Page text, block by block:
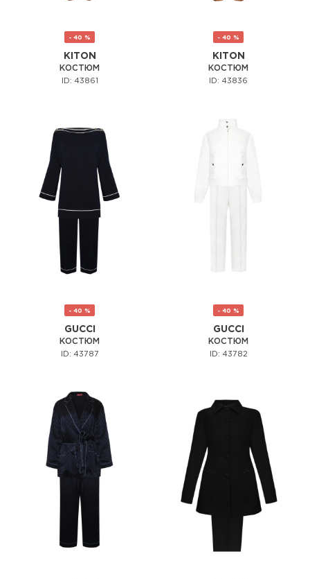
- 40 %
KITON
КОСТЮМ
ID: 43861
- 40 %
KITON
КОСТЮМ
ID: 43836
- 40 %
GUCCI
КОСТЮМ
ID: 43787
- 40 %
GUCCI
КОСТЮМ
ID: 43782